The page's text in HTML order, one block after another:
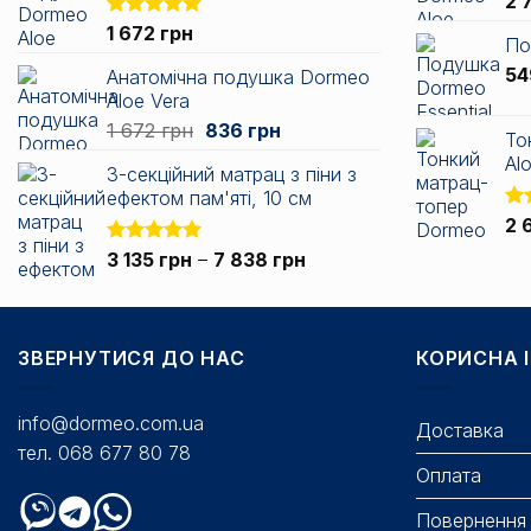
Оцінено в
з 5
1 672 грн
Анатомічна подушка Dormeo
Aloe Vera
1 672грн Оригінальна
1
672 грн.
836 грнПоточна
836 грн.
3-секційний матрац з піни з
ефектом пам'яті, 10 см
Оцінено в
з 5
3 135 грн – 7 838 грн
від
2
ЗВЕРНУТИСЯ ДО НАС
info@dormeo.com.ua
тел. 068 677 80 78
КОРИСНА
Доставка
Оплата
Повернення